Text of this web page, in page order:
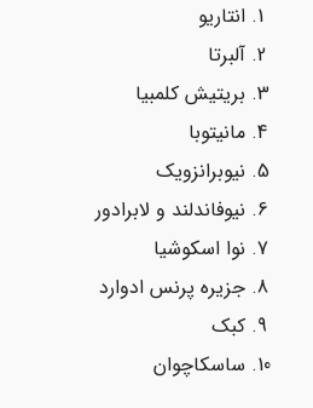
انتاریو
آلبرتا
بریتیش کلمبیا
مانیتوبا
نیوبرانزویک
نیوفاندلند و لابرادور
نوا اسکوشیا
جزیره پرنس ادوارد
کبک
ساسکاچوان